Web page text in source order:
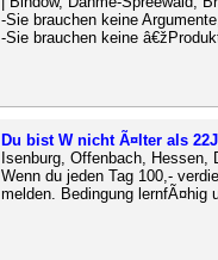
-Sie brauchen keine
-Sie brauchen keine
Du bist W nicht Ã¤lter als
Isenburg, Offenbach,
Wenn du jeden Tag 100,-
melden. Bedingung lernfÃ¤hig